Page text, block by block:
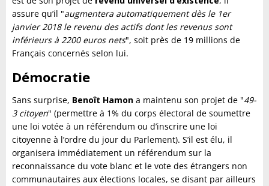
assure qu’il "augmentera automatiquement dès le 1er
janvier 2018 le revenu des actifs dont les revenus sont
inférieurs à 2200 euros nets", soit près de 19 millions de
Français concernés selon lui.
Démocratie
Sans surprise, Benoît Hamon a maintenu son projet de "49-
3 citoyen" (permettre à 1% du corps électoral de soumettre
une loi votée à un référendum ou d’inscrire une loi
citoyenne à l’ordre du jour du Parlement). S’il est élu, il
organisera immédiatement un référendum sur la
reconnaissance du vote blanc et le vote des étrangers non
communautaires aux élections locales, se disant par ailleurs